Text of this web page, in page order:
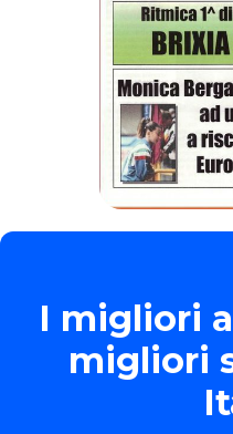
I migliori
migliori